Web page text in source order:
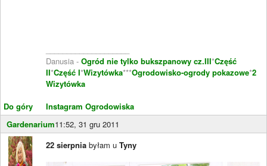
Do góry
Danusia - Ogród nie tylko bukszpanowy cz.III*Część
II*Część I*Wizytówka***Ogrodowisko-ogrody pokazowe*2
Wizytówka
Instagram Ogrodowiska
Gardenarium11:52, 31 gru 2011
22 sierpnia byłam u Tyny